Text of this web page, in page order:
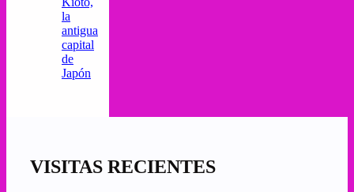
la
antigua
capital
de
Japón
VISITAS RECIENTES